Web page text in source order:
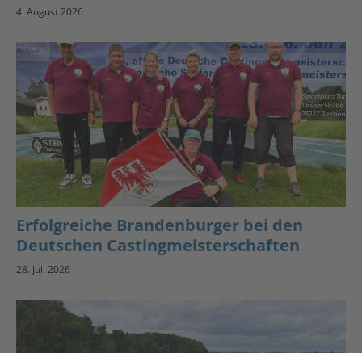
4. August 2026
Erfolgreiche Brandenburger bei den
Deutschen Castingmeisterschaften
28. Juli 2026